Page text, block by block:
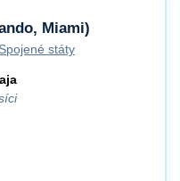
Miami)
státy